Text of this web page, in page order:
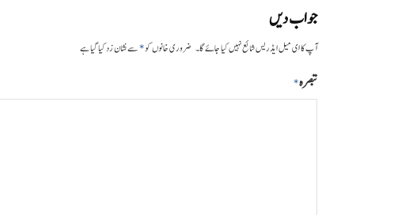
جواب دیں
آپ کا ای میل ایڈریس شائع نہیں کیا جائے گا۔ ضروری خانوں کو*سے نشان زد کیا گیا ہے
تبصرہ*